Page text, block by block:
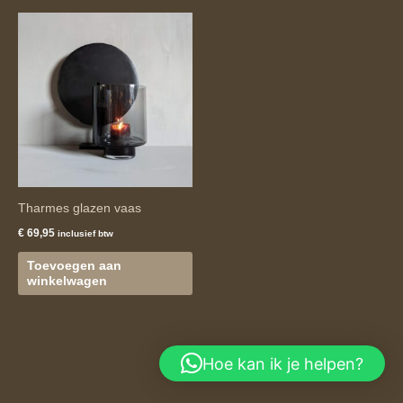
Tharmes glazen vaas
€ 69,95 inclusief btw
Toevoegen aan
winkelwagen
Hoe kan ik je helpen?